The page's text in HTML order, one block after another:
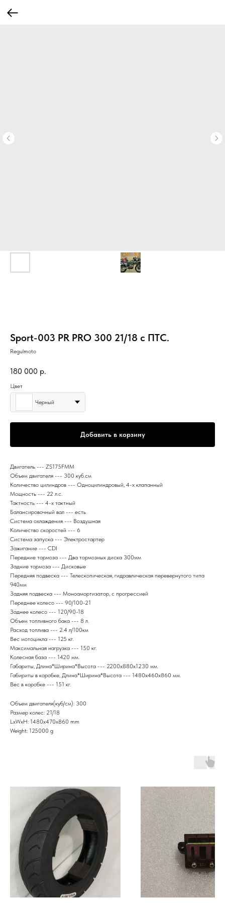
Sport-003 PR PRO 300 21/18 с ПТС.
Regulmoto
180 000 р.
Цвет
Черный
Добавить в корзину
Двигатель --- ZS175FMM
Объем двигателя --- 300 куб.см
Количество цилиндров --- Одноцилиндровый, 4-х клапанный
Мощность --- 22 л.с.
Тактность --- 4-x тактный
Балансировочный вал --- есть
Система охлаждения --- Воздушная
Количество скоростей --- 6
Система запуска --- Электростартер
Зажигание --- CDI
Передние тормоза --- Два тормозных диска 300мм
Задние тормоза --- Дисковые
Передняя подвеска --- Телескопическая, гидравлическая перевернутого типа
940мм
Задняя подвеска --- Моноамортизатор, с прогрессией
Переднее колесо --- 90/100-21
Заднее колесо --- 120/90-18
Объем топливного бака --- 8 л.
Расход топлива --- 2.4 л/100км
Вес мотоцикла --- 125 кг.
Максимальная нагрузка --- 150 кг.
Колесная база --- 1420 мм.
Габариты, Длина*Ширина*Высота --- 2200х880х1230 мм.
Габириты в коробке, Длина*Ширина*Высота --- 1480х460х860 мм.
Вес в коробке --- 151 кг.
Объем двигателя(куб/см): 300
Размер колес: 21/18
LxWxH: 1480x470x860 mm
Weight: 125000 g